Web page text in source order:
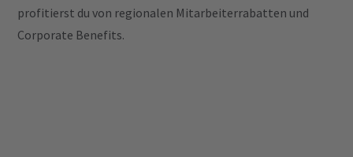
profitierst du von regionalen Mitarbeiterrabatten und
Corporate Benefits.